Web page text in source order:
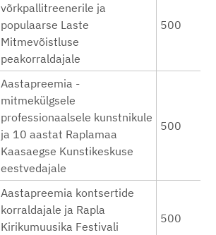
võrkpallitreenerile ja
populaarse Laste
Mitmevõistluse
peakorraldajale
500
Aastapreemia -
mitmekülgsele
professionaalsele kunstnikule
ja 10 aastat Raplamaa
Kaasaegse Kunstikeskuse
eestvedajale
500
Aastapreemia kontsertide
korraldajale ja Rapla
Kirikumuusika Festivali
500